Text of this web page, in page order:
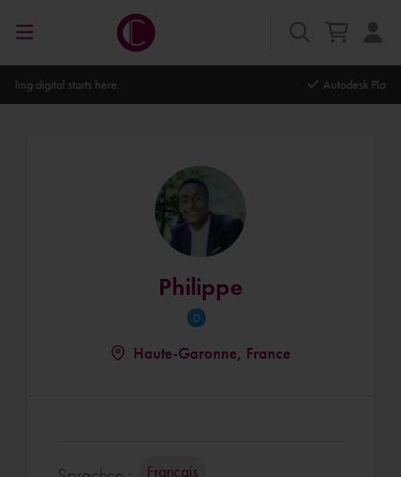
Autodesk Platinum Partner
Philippe
Haute-Garonne, France
Français